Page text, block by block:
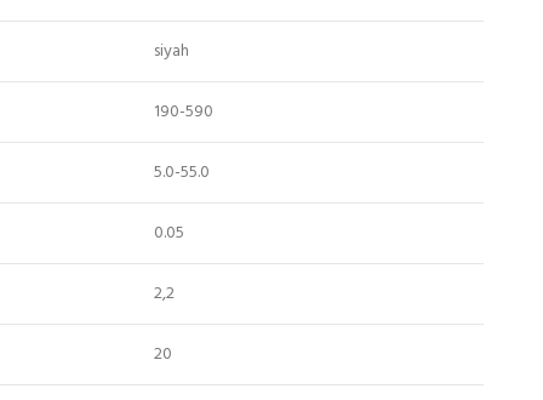
siyah
190-590
5.0-55.0
0.05
2,2
20